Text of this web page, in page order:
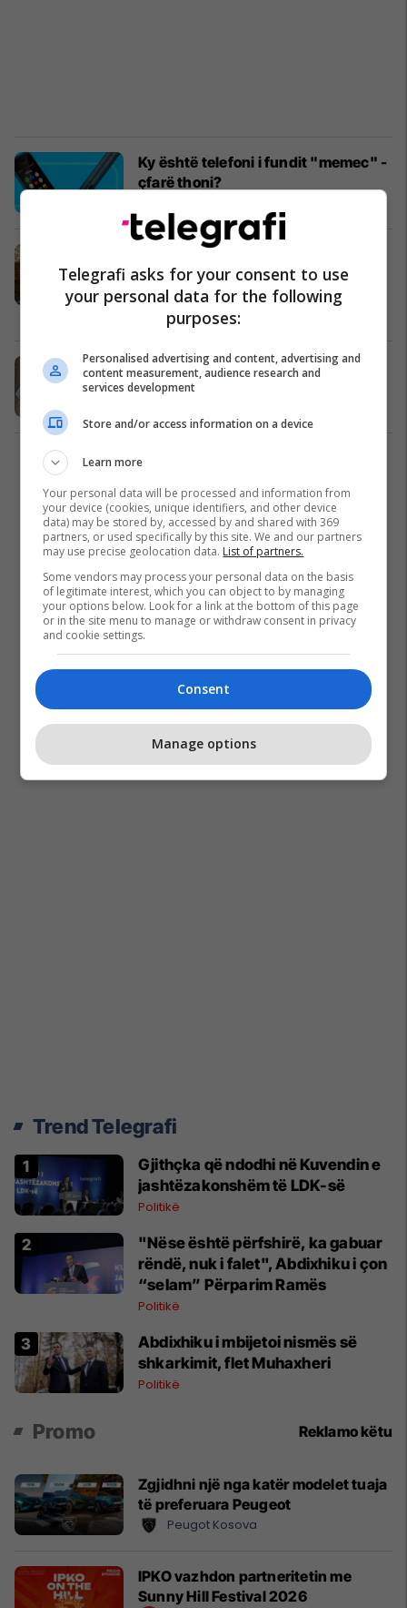
Ky është telefoni i fundit "memec" -
çfarë thoni?
Një shkollë britanike “do t'i bëjë
detyrojë” studentët të përdorin
telefona të vjetër Nokia
10/07/2024
Nokia 3210 e re (e vjetër) dhe
sigurisht “gjarpri”
Trend Telegrafi
Gjithçka që ndodhi në Kuvendin e
jashtëzakonshëm të LDK-së
Politikë
"Nëse është përfshirë, ka gabuar
rëndë, nuk i falet", Abdixhiku i çon
“selam” Përparim Ramës
Politikë
Abdixhiku i mbijetoi nismës së
shkarkimit, flet Muhaxheri
Politikë
Promo Reklamo këtu
Zgjidhni një nga katër modelet tuaja
të preferuara Peugeot
Peugot Kosova
IPKO vazhdon partneritetin me
Sunny Hill Festival 2026
Telegrafi asks for your consent to use
your personal data for the following
purposes:
Personalised advertising and content, advertising and
content measurement, audience research and
services development
Store and/or access information on a device
Learn more
Your personal data will be processed and information from
your device (cookies, unique identifiers, and other device
data) may be stored by, accessed by and shared with 369
partners, or used specifically by this site. We and our partners
may use precise geolocation data. List of partners.
Some vendors may process your personal data on the basis
of legitimate interest, which you can object to by managing
your options below. Look for a link at the bottom of this page
or in the site menu to manage or withdraw consent in privacy
and cookie settings.
Consent
Manage options